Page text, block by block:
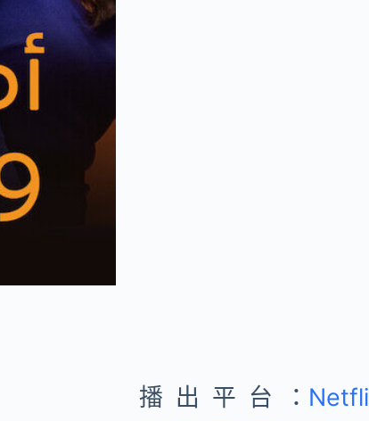
播出平台：